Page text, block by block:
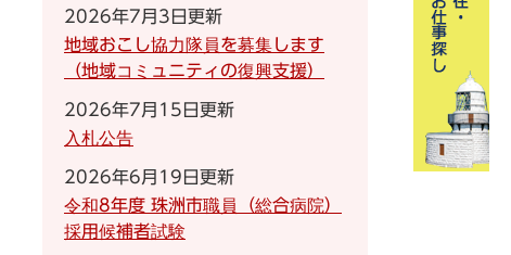
2026年7月3日更新
地域おこし協力隊員を募集します
（地域コミュニティの復興支援）
2026年7月15日更新
入札公告
2026年6月19日更新
令和8年度 珠洲市職員（総合病院）
採用候補者試験